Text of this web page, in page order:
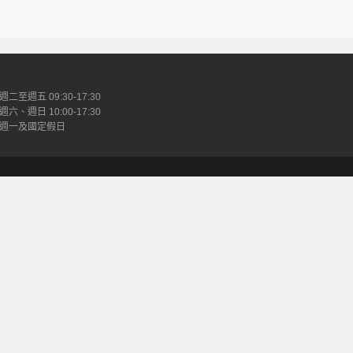
週二至週五 09:30-17:30
週六、週日 10:00-17:30
一及國定假日